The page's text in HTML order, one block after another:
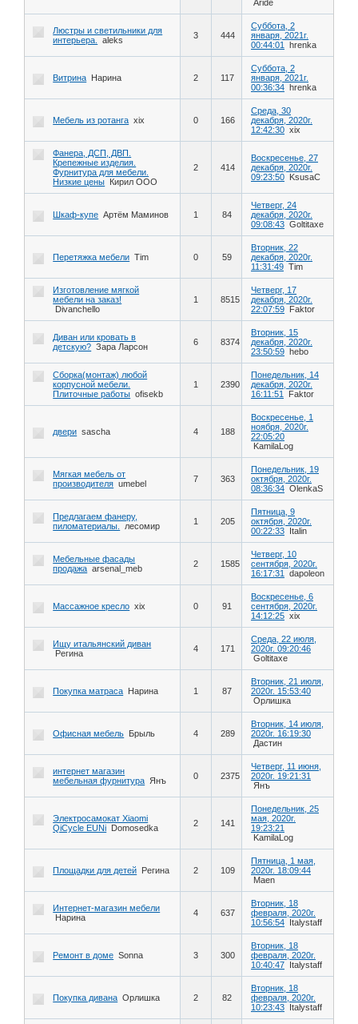
Aride
Люстры и светильники для
интерьера.
aleks 3 444
Суббота, 2
января, 2021г.
00:44:01
hrenka
Витрина Нарина 2 117
Суббота, 2
января, 2021г.
00:36:34 hrenka
Мебель из ротанга xix 0 166
Среда, 30
декабря, 2020г.
12:42:30 xix
Фанера, ДСП, ДВП.
Крепежные изделия.
Фурнитура для мебели.
Низкие цены Кирил ООО
2 414
Воскресенье, 27
декабря, 2020г.
09:23:50 KsusaC
Шкаф-купе Артём Маминов 1 84
Четверг, 24
декабря, 2020г.
09:08:43 Goltitaxe
Перетяжка мебели Tim 0 59
Вторник, 22
декабря, 2020г.
11:31:49 Tim
Изготовление мягкой
мебели на заказ!
Divanchello
1 8515
Четверг, 17
декабря, 2020г.
22:07:59 Faktor
Диван или кровать в
детскую? Зара Ларсон 6 8374
Вторник, 15
декабря, 2020г.
23:50:59 hebo
Сборка(монтаж) любой
корпусной мебели.
Плиточные работы ofisekb
1 2390
Понедельник, 14
декабря, 2020г.
16:11:51
Faktor
двери sascha 4 188
Воскресенье, 1
ноября, 2020г.
22:05:20
KamilaLog
Мягкая мебель от
производителя umebel 7 363
Понедельник, 19
октября, 2020г.
08:36:34 OlenkaS
Предлагаем фанеру,
пиломатериалы.
лесомир 1 205
Пятница, 9
октября, 2020г.
00:22:33 Italin
Мебельные фасады
продажа arsenal_meb 2 1585
Четверг, 10
сентября, 2020г.
16:17:31
dapoleon
Массажное кресло xix 0 91
Воскресенье, 6
сентября, 2020г.
14:12:25 xix
Ищу итальянский диван
Регина
4 171
Среда, 22 июля,
2020г. 09:20:46
Goltitaxe
Покупка матраса Нарина 1 87
Вторник, 21 июля,
2020г. 15:53:40
Орлишка
Офисная мебель Брыль 4 289
Вторник, 14 июля,
2020г. 16:19:30
Дастин
интернет магазин
мебельная фурнитура Янъ 0 2375
Четверг, 11 июня,
2020г. 19:21:31
Янъ
Электросамокат Xiaomi
QiСycle EUNi Domosedka 2 141
Понедельник, 25
мая, 2020г.
19:23:21
KamilaLog
Площадки для детей Регина 2 109
Пятница, 1 мая,
2020г. 18:09:44
Maen
Интернет-магазин мебели
Нарина
4 637
Вторник, 18
февраля, 2020г.
10:56:54 Italystaff
Ремонт в доме Sonna 3 300
Вторник, 18
февраля, 2020г.
10:40:47 Italystaff
Покупка дивана Орлишка 2 82
Вторник, 18
февраля, 2020г.
10:23:43 Italystaff